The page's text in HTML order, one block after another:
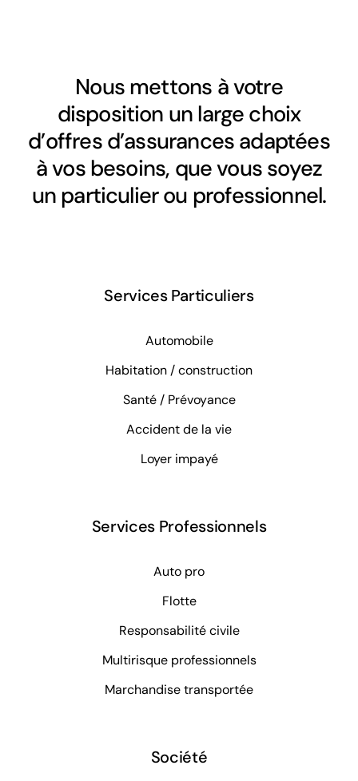
Nous mettons à votre
disposition un large choix
d’offres d’assurances adaptées
à vos besoins, que vous soyez
un particulier ou professionnel.
Services Particuliers
Automobile
Habitation / construction
Santé / Prévoyance
Accident de la vie
Loyer impayé
Services Professionnels
Auto pro
Flotte
Responsabilité civile
Multirisque professionnels
Marchandise transportée
Société